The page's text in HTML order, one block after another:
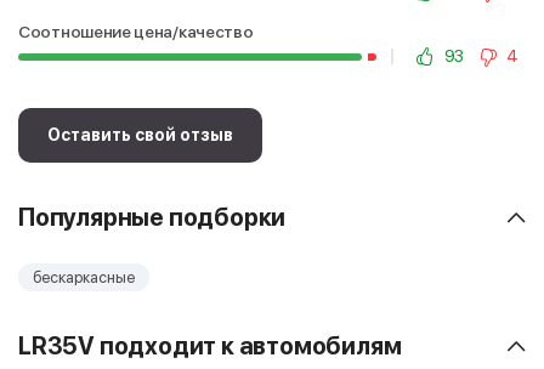
Соотношение цена/качество
93
4
Оставить свой отзыв
Популярные подборки
бескаркасные
LR35V подходит к автомобилям